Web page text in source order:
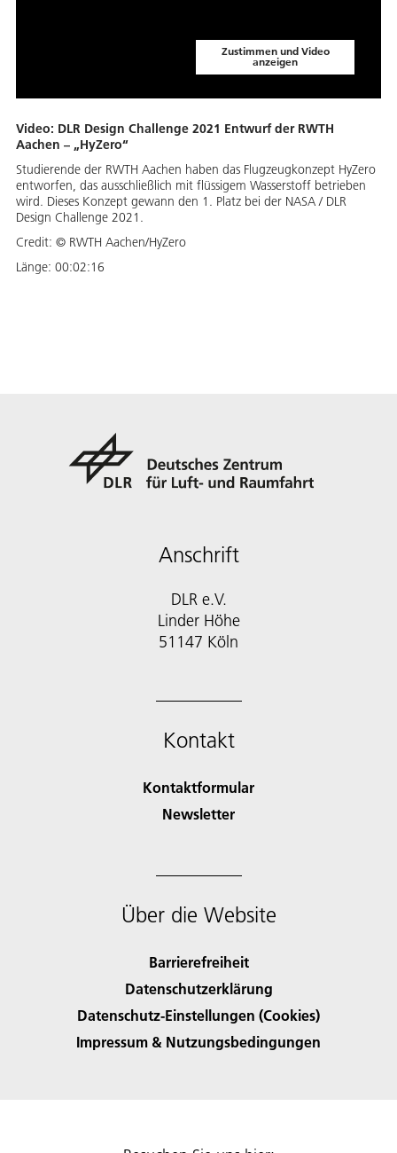
Zustimmen und Video
anzeigen
Video: DLR Design Challenge 2021 Entwurf der RWTH
Aachen – „HyZero“
Studierende der RWTH Aachen haben das Flugzeugkonzept HyZero
entworfen, das ausschließlich mit flüssigem Wasserstoff betrieben
wird. Dieses Konzept gewann den 1. Platz bei der NASA / DLR
Design Challenge 2021.
Credit: © RWTH Aachen/HyZero
Länge: 00:02:16
Anschrift
DLR e.V.
Linder Höhe
51147 Köln
Kontakt
Kontaktformular
Newsletter
Über die Website
Barrierefreiheit
Datenschutzerklärung
Datenschutz-Einstellungen (Cookies)
Impressum & Nutzungsbedingungen